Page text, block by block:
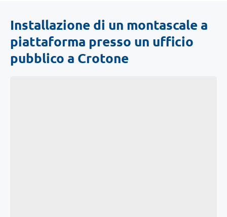
Installazione di un montascale a
piattaforma presso un ufficio
pubblico a Crotone